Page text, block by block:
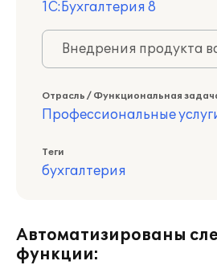
1С:Бухгалтерия 8
Внедрения продукта
Отрасль / Функциональная
Профессиональные
Теги
бухгалтерия
Автоматизированы
функции: